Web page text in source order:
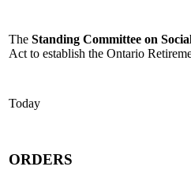
The Standing Committee on
Act to establish the Ontario
Today
ORDERS